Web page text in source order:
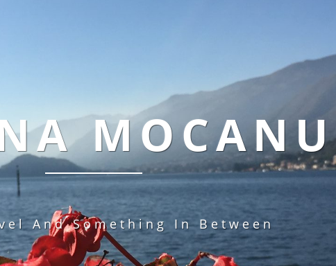
MOCANU
And Something In Between